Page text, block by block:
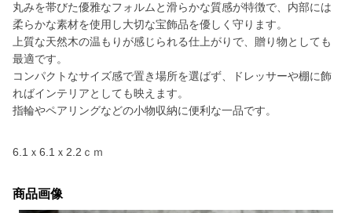
丸みを帯びた優雅なフォルムと滑らかな質感が特徴で、内部には
柔らかな素材を使用し大切な宝飾品を優しく守ります。
上質な天然木の温もりが感じられる仕上がりで、贈り物としても
最適です。
コンパクトなサイズ感で置き場所を選ばず、ドレッサーや棚に飾
ればインテリアとしても映えます。
指輪やペアリングなどの小物収納に便利な一品です。
6.1ｘ6.1ｘ2.2ｃｍ
商品画像